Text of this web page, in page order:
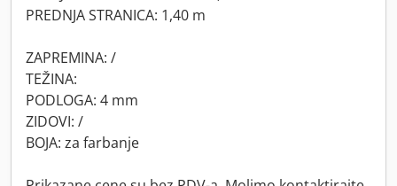
PREDNJA STRANICA: 1,40 m
ZAPREMINA: /
TEŽINA:
PODLOGA: 4 mm
ZIDOVI: /
BOJA: za farbanje